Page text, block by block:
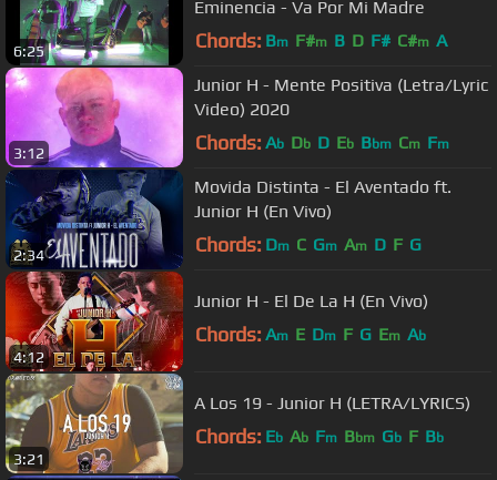
6:25
Eminencia - Va Por Mi Madre
Chords: Bm F#m B D F# C#m A
3:12
Junior H - Mente Positiva (Letra/Lyric
Video) 2020
Chords: Ab Db D Eb Bbm Cm Fm
2:34
Movida Distinta - El Aventado ft.
Junior H (En Vivo)
Chords: Dm C Gm Am D F G
4:12
Junior H - El De La H (En Vivo)
Chords: Am E Dm F G Em Ab
3:21
A Los 19 - Junior H (LETRA/LYRICS)
Chords: Eb Ab Fm Bbm Gb F Bb